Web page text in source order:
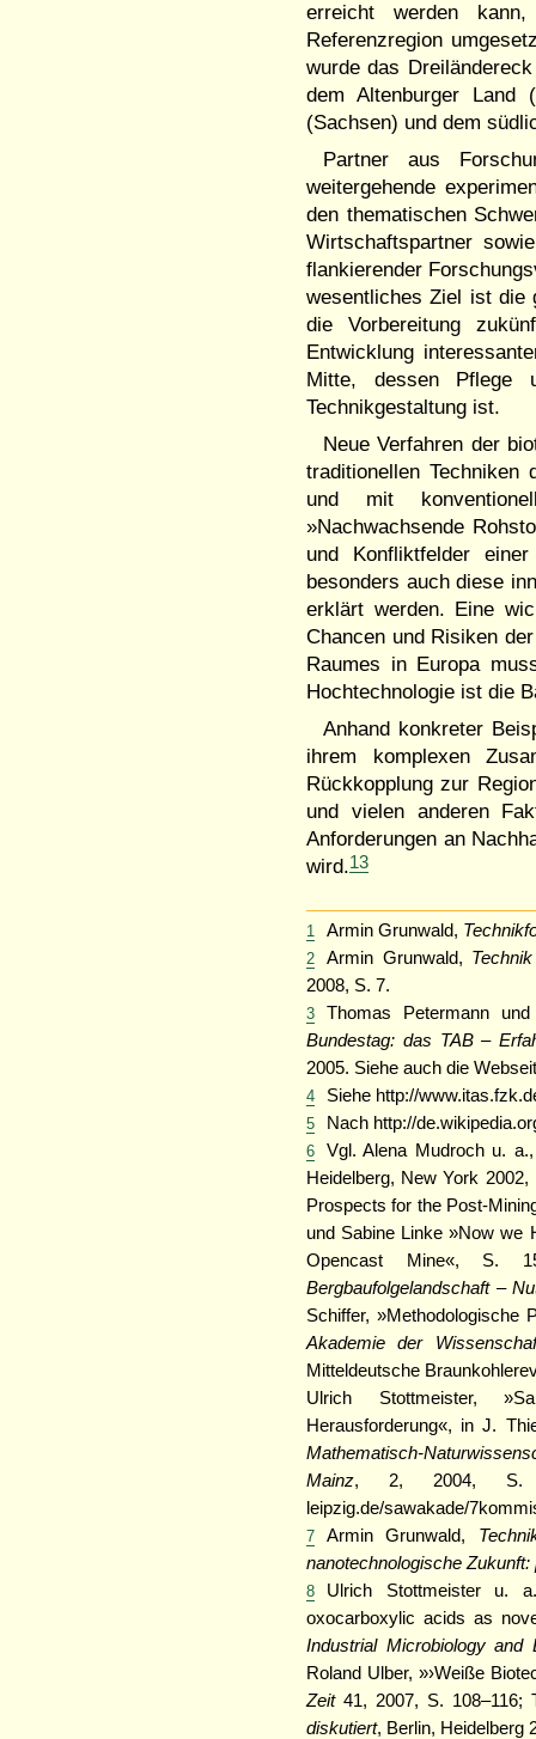
erreicht werden
Referenzregion
wurde das
dem Altenburger Land
(Sachsen) und dem
Partner aus
weitergehende
den thematischen
Wirtschaftspartner
flankierender
wesentliches Ziel ist die
die Vorbereitung
Entwicklung
Mitte, dessen Pflege
Technikgestaltung ist.
Neue Verfahren der
traditionellen Techniken
und mit
»Nachwachsende
und Konfliktfelder
besonders auch diese
erklärt werden. Eine
Chancen und Risiken
Raumes in Europa
Hochtechnologie ist die
Anhand konkreter
ihrem komplexen
Rückkopplung zur
und vielen anderen
Anforderungen an
wird.13
1 Armin Grunwald,
2 Armin Grunwald,
2008, S. 7.
3
Thomas Petermann
Bundestag: das TAB –
2005. Siehe auch die
4 Siehe http://
5 Nach http://
6
Vgl. Alena Mudroch u.
Heidelberg, New York
Prospects for the Post-
und Sabine Linke »Now we
Opencast Mine«, S.
Bergbaufolgelandschaft –
Schiffer, »Methodologische
Akademie der
Mitteldeutsche
Ulrich Stottmeister,
Herausforderung«, in J.
Mathematisch-
Mainz, 2, 2004, S.
leipzig.de/sawakade/
7 Armin Grunwald,
nanotechnologische
8
Ulrich Stottmeister u.
oxocarboxylic acids as
Industrial Microbiology and
Roland Ulber, »›Weiße
Zeit41, 2007, S. 108–116;
diskutiert, Berlin, Heidelberg